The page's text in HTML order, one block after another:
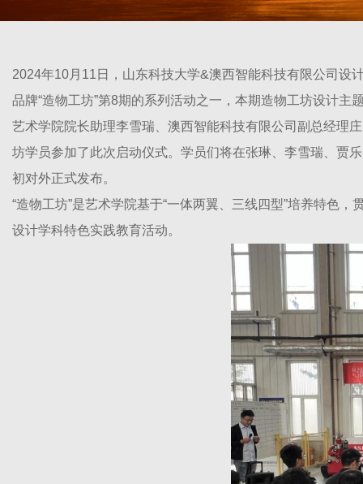
2024年10月11日，山东科技大学&澳西智能科技有限公司设
品牌“造物工坊”第8期的系列活动之一，本期造物工坊设计主
艺术学院院长助理李雪瑞、澳西智能科技有限公司副总经理
坊学员参加了此次启动仪式。学员们将在张琳、李雪瑞、贾
初对外正式发布。
“造物工坊”是艺术学院基于“一体两翼、三线四型”培养特色
设计学科特色实践教育活动。